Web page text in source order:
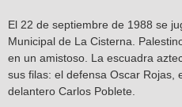
El 22 de septiembre de 1988 se
Municipal de La Cisterna.
en un amistoso. La escuadra
sus filas: el defensa Oscar Rojas,
delantero Carlos Poblete.